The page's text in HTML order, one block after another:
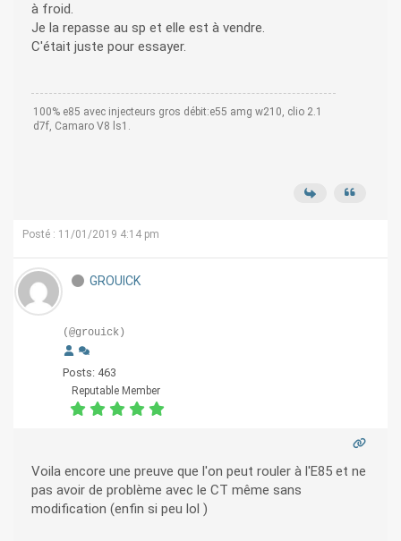
à froid.
Je la repasse au sp et elle est à vendre.
C'était juste pour essayer.
100% e85 avec injecteurs gros débit:e55 amg w210, clio 2.1
d7f, Camaro V8 ls1.
Posté : 11/01/2019 4:14 pm
GROUICK
(@grouick)
Posts: 463
Reputable Member
Voila encore une preuve que l'on peut rouler à l'E85 et ne
pas avoir de problème avec le CT même sans
modification (enfin si peu lol )